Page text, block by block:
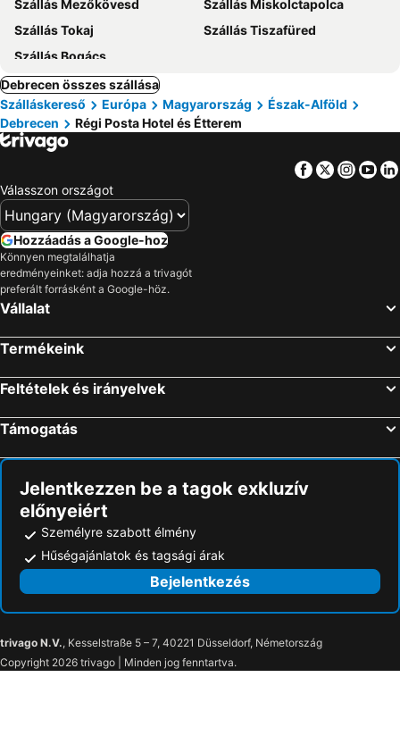
Szállás Mezőkövesd
Szállás Miskolctapolca
Szállás Tokaj
Szállás Tiszafüred
Szállás Bogács
Debrecen összes szállása
Szálláskereső
Európa Magyarország
Észak-Alföld
Debrecen
Régi Posta Hotel és Étterem
Facebook
Twitter
Válasszon országot
Hozzáadás a Google-hoz
Könnyen megtalálhatja
eredményeinket: adja hozzá a trivagót
preferált forrásként a Google-höz.
Vállalat
Termékeink
Feltételek és irányelvek
Támogatás
Jelentkezzen be a tagok exkluzív
előnyeiért
Személyre szabott élmény
Hűségajánlatok és tagsági árak
Bejelentkezés
trivago N.V., Kesselstraße 5 – 7, 40221 Düsseldorf, Németország
Copyright 2026 trivago | Minden jog fenntartva.